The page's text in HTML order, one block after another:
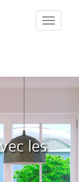
::Menu::
les